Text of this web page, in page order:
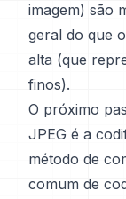
imagem) são
geral do que
alta (que
finos).
O próximo
JPEG é a
método de
comum de